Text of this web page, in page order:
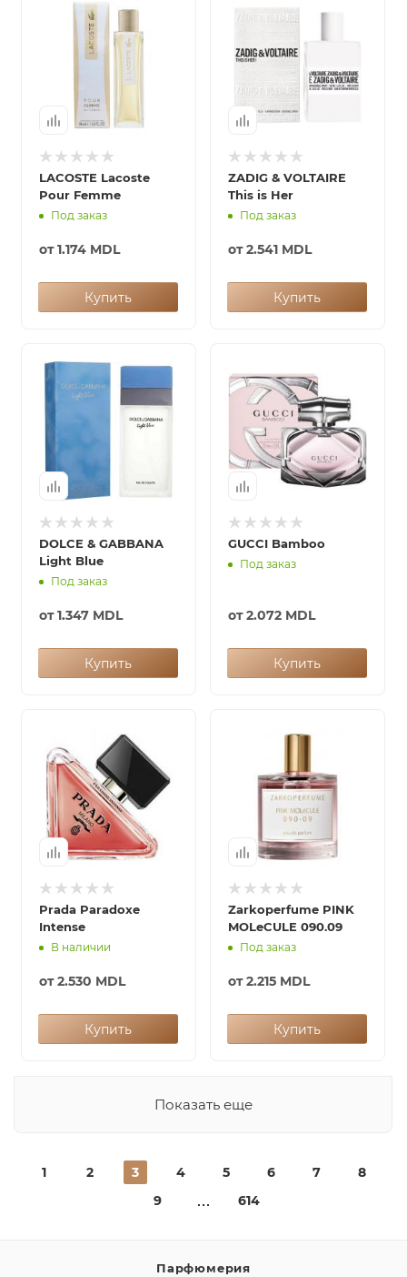
LACOSTE Lacoste
Pour Femme
Под заказ
от1.174 MDL
Купить
ZADIG & VOLTAIRE
This is Her
Под заказ
от2.541 MDL
Купить
DOLCE & GABBANA
Light Blue
Под заказ
от1.347 MDL
Купить
GUCCI Bamboo
Под заказ
от2.072 MDL
Купить
Prada Paradoxe
Intense
В наличии
от2.530 MDL
Купить
Zarkoperfume PINK
MOLeCULE 090.09
Под заказ
от2.215 MDL
Купить
Показать еще
1 2 3 4 5 6 7
8
9
614
Парфюмерия